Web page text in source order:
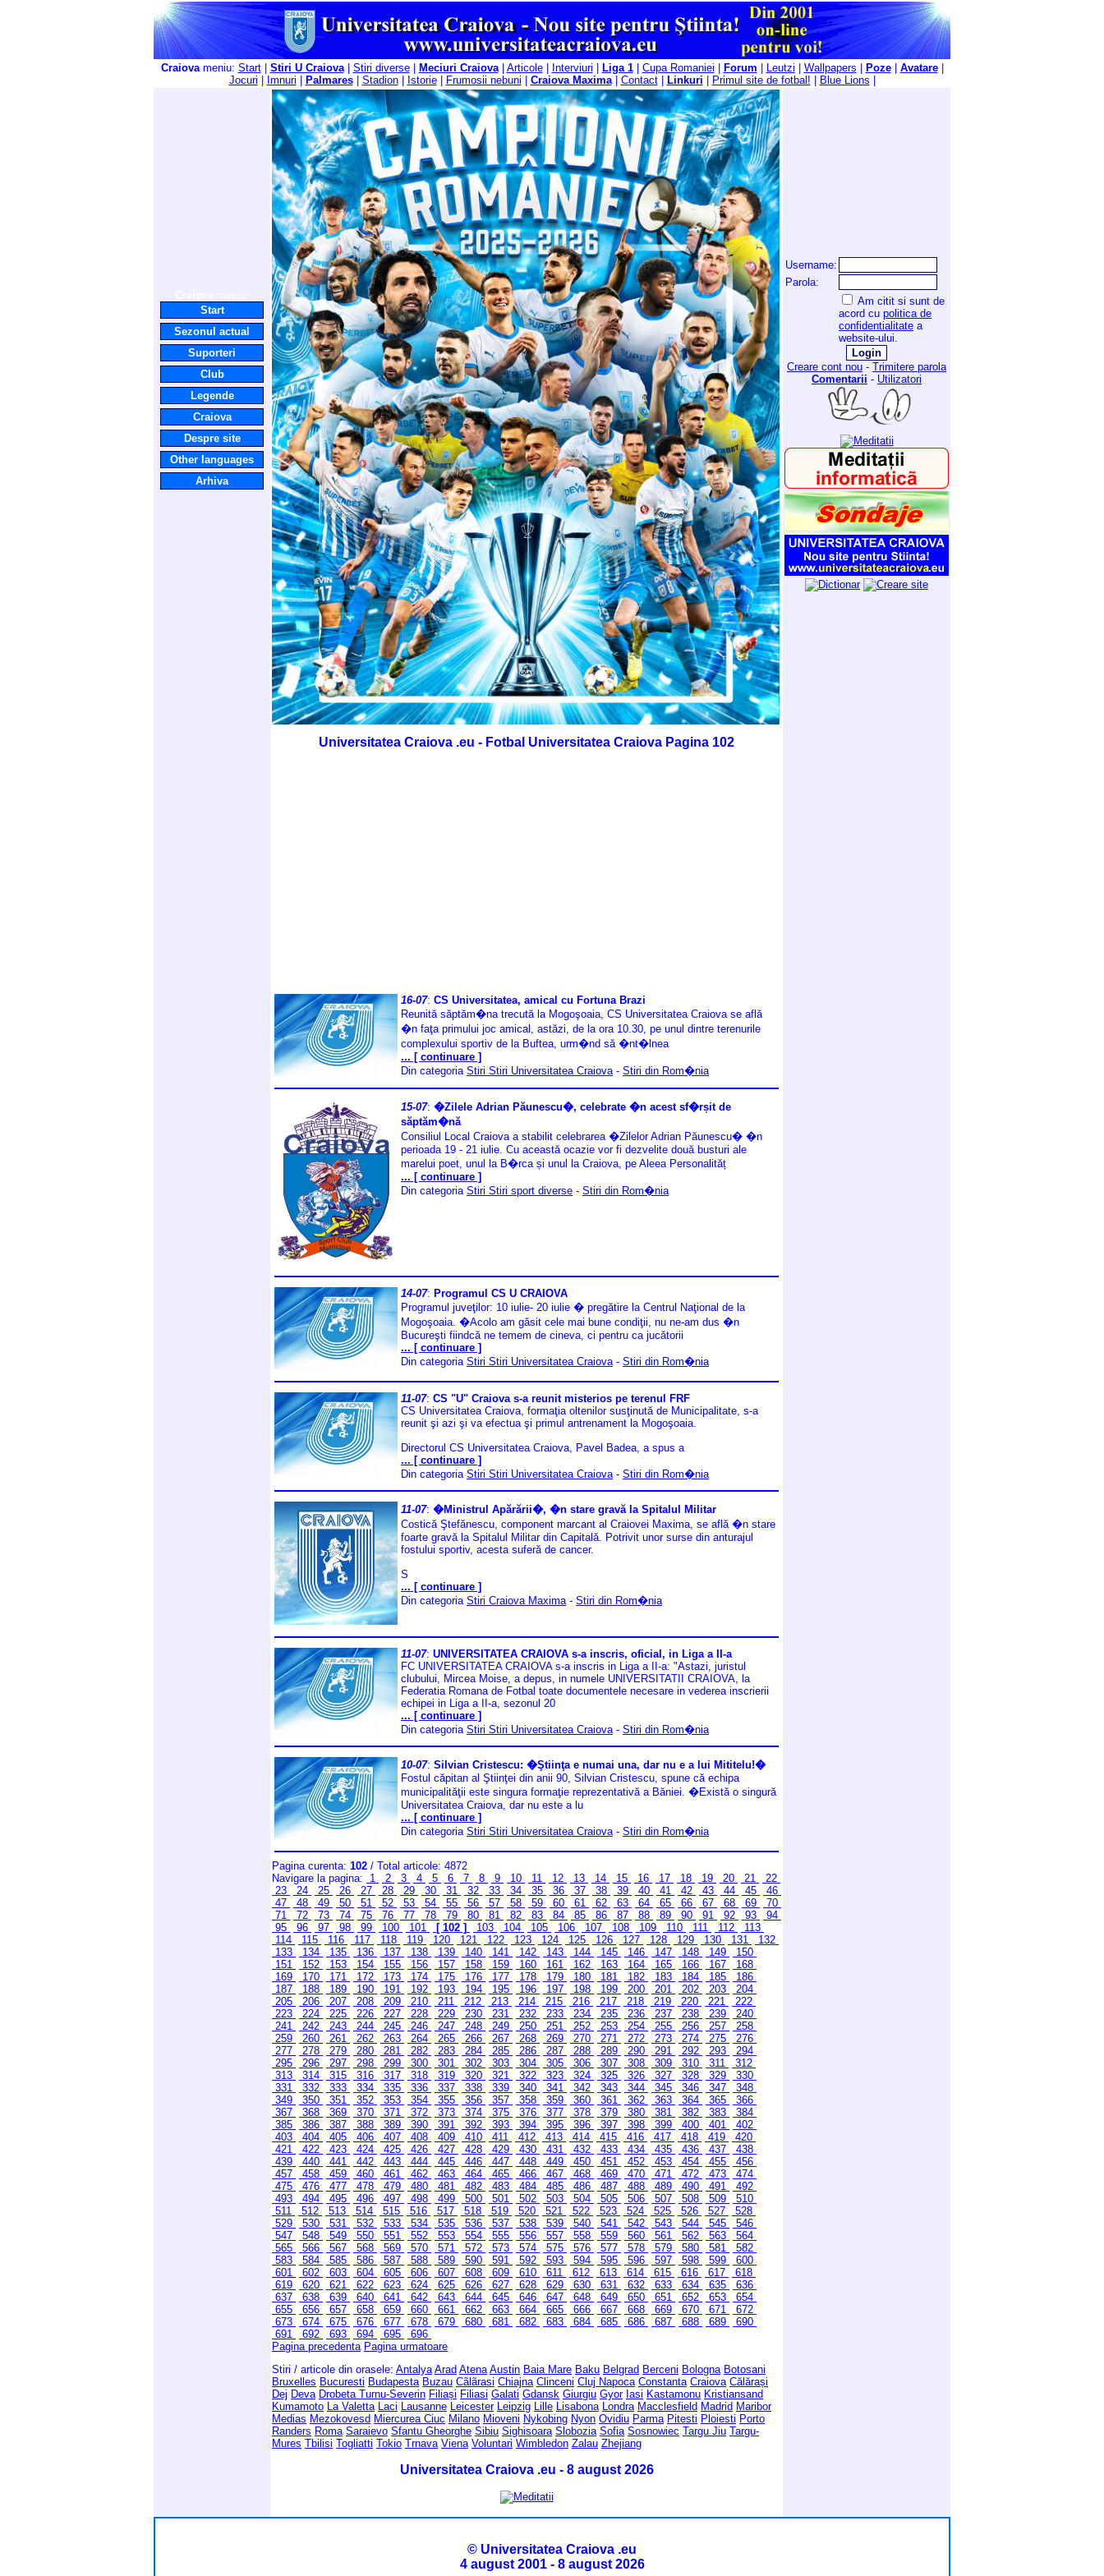
Craiovameniu: Start| Stiri U Craiova| Stiri diverse| Meciuri Craiova| Articole| Interviuri Liga 1| Cupa Romaniei Forum Leutzi Wallpapers Poze| Avatare|
Jocuri
Imnuri Palmares| Stadion| Istorie| Frumosii nebuni Craiova Maxima| Contact| Linkuri Primul site de fotbal! Blue Lions
Start
Sezonul actual
Suporteri
Club
Legende
Craiova
Despre site
Other languages
Arhiva
Universitatea Craiova .eu - Fotbal Universitatea Craiova Pagina 102
16-07: CS Universitatea, amical cu Fortuna Brazi
Reunită săptăm�na trecută la Mogoşoaia, CS Universitatea Craiova se află
�n faţa primului joc amical, astăzi, de la ora 10.30, pe unul dintre terenurile
complexului sportiv de la Buftea, urm�nd să �nt�lnea
... [ continuare ]
Din categoria Stiri Stiri Universitatea Craiova - Stiri din Rom�nia
15-07: �Zilele Adrian Păunescu�, celebrate �n acest sf�rșit de
săptăm�nă
Consiliul Local Craiova a stabilit celebrarea �Zilelor Adrian Păunescu� �n
perioada 19 - 21 iulie. Cu această ocazie vor fi dezvelite două busturi ale
marelui poet, unul la B�rca și unul la Craiova, pe Aleea Personalităț
... [ continuare ]
Din categoria Stiri Stiri sport diverse - Stiri din Rom�nia
14-07: Programul CS U CRAIOVA
Programul juveţilor: 10 iulie- 20 iulie � pregătire la Centrul Naţional de la
Mogoşoaia. �Acolo am găsit cele mai bune condiţii, nu ne-am dus �n
Bucureşti fiindcă ne temem de cineva, ci pentru ca jucătorii
... [ continuare ]
Din categoria Stiri Stiri Universitatea Craiova - Stiri din Rom�nia
11-07: CS "U" Craiova s-a reunit misterios pe terenul FRF
CS Universitatea Craiova, formaţia oltenilor susţinută de Municipalitate, s-a
reunit şi azi şi va efectua şi primul antrenament la Mogoşoaia.
Directorul CS Universitatea Craiova, Pavel Badea, a spus a
... [ continuare ]
Din categoria Stiri Stiri Universitatea Craiova - Stiri din Rom�nia
11-07: �Ministrul Apărării�, �n stare gravă la Spitalul Militar
Costică Ştefănescu, component marcant al Craiovei Maxima, se află �n stare
foarte gravă la Spitalul Militar din Capitală. Potrivit unor surse din anturajul
fostului sportiv, acesta suferă de cancer.
S
... [ continuare ]
Din categoria Stiri Craiova Maxima - Stiri din Rom�nia
11-07: UNIVERSITATEA CRAIOVA s-a inscris, oficial, in Liga a II-a
FC UNIVERSITATEA CRAIOVA s-a inscris in Liga a II-a: "Astazi, juristul
clubului, Mircea Moise, a depus, in numele UNIVERSITATII CRAIOVA, la
Federatia Romana de Fotbal toate documentele necesare in vederea inscrierii
echipei in Liga a II-a, sezonul 20
... [ continuare ]
Din categoria Stiri Stiri Universitatea Craiova - Stiri din Rom�nia
10-07: Silvian Cristescu: �Ştiinţa e numai una, dar nu e a lui Mititelu!�
Fostul căpitan al Ştiinţei din anii 90, Silvian Cristescu, spune că echipa
municipalităţii este singura formaţie reprezentativă a Băniei. �Există o singură
Universitatea Craiova, dar nu este a lu
... [ continuare ]
Din categoria Stiri Stiri Universitatea Craiova - Stiri din Rom�nia
Pagina curenta: 102 / Total articole: 4872
Navigare la pagina:
1 2 3 4 5 6 7 8 9 10 11 12 13 14 15 16 17 18 19 20 21
22
23
24 25 26 27 28 29 30 31 32 33 34 35 36 37 38 39 40 41 42 43 44 45
46
47
48 49 50 51 52 53 54 55 56 57 58 59 60 61 62 63 64 65 66 67 68 69
70
71
72 73 74 75 76 77 78 79 80 81 82 83 84 85 86 87 88 89 90 91 92 93
94
95
96 97 98 99 100 101 [ 102 ] 103 104 105 106 107 108 109 110 111 112
113
114
115 116 117 118 119 120 121 122 123 124 125 126 127 128 129 130 131
132
133
134 135 136 137 138 139 140 141 142 143 144 145 146 147 148 149
150
151
152 153 154 155 156 157 158 159 160 161 162 163 164 165 166 167
168
169
170 171 172 173 174 175 176 177 178 179 180 181 182 183 184 185
186
187
188 189 190 191 192 193 194 195 196 197 198 199 200 201 202 203
204
205
206 207 208 209 210 211 212 213 214 215 216 217 218 219 220 221
222
223
224 225 226 227 228 229 230 231 232 233 234 235 236 237 238 239
240
241
242 243 244 245 246 247 248 249 250 251 252 253 254 255 256 257
258
259
260 261 262 263 264 265 266 267 268 269 270 271 272 273 274 275
276
277
278 279 280 281 282 283 284 285 286 287 288 289 290 291 292 293
294
295
296 297 298 299 300 301 302 303 304 305 306 307 308 309 310 311
312
313
314 315 316 317 318 319 320 321 322 323 324 325 326 327 328 329
330
331
332 333 334 335 336 337 338 339 340 341 342 343 344 345 346 347
348
349
350 351 352 353 354 355 356 357 358 359 360 361 362 363 364 365
366
367
368 369 370 371 372 373 374 375 376 377 378 379 380 381 382 383
384
385
386 387 388 389 390 391 392 393 394 395 396 397 398 399 400 401
402
403
404 405 406 407 408 409 410 411 412 413 414 415 416 417 418 419
420
421
422 423 424 425 426 427 428 429 430 431 432 433 434 435 436 437
438
439
440 441 442 443 444 445 446 447 448 449 450 451 452 453 454 455
456
457
458 459 460 461 462 463 464 465 466 467 468 469 470 471 472 473
474
475
476 477 478 479 480 481 482 483 484 485 486 487 488 489 490 491
492
493
494 495 496 497 498 499 500 501 502 503 504 505 506 507 508 509
510
511
512 513 514 515 516 517 518 519 520 521 522 523 524 525 526 527
528
529
530 531 532 533 534 535 536 537 538 539 540 541 542 543 544 545
546
547
548 549 550 551 552 553 554 555 556 557 558 559 560 561 562 563
564
565
566 567 568 569 570 571 572 573 574 575 576 577 578 579 580 581
582
583
584 585 586 587 588 589 590 591 592 593 594 595 596 597 598 599
600
601
602 603 604 605 606 607 608 609 610 611 612 613 614 615 616 617
618
619
620 621 622 623 624 625 626 627 628 629 630 631 632 633 634 635
636
637
638 639 640 641 642 643 644 645 646 647 648 649 650 651 652 653
654
655
656 657 658 659 660 661 662 663 664 665 666 667 668 669 670 671
672
673
674 675 676 677 678 679 680 681 682 683 684 685 686 687 688 689
690
691
692 693 694 695
696
Pagina precedenta Pagina urmatoare
Stiri / articole din orasele: Antalya Arad Atena Austin Baia Mare Baku Belgrad Berceni Bologna Botosani
Bruxelles Bucuresti Budapesta Buzau Cãlãrasi Chiajna Clinceni Cluj Napoca Constanta Craiova Călărași
Dej Deva Drobeta Turnu-Severin Filiași Filiasi Galati Gdansk Giurgiu Gyor Iasi Kastamonu Kristiansand
Kumamoto La Valetta Laci Lausanne Leicester Leipzig Lille Lisabona Londra Macclesfield Madrid Maribor
Medias Mezokovesd Miercurea Ciuc Milano Mioveni Nykobing Nyon Ovidiu Parma Pitesti Ploiesti Porto
Randers Roma Saraievo Sfantu Gheorghe Sibiu Sighisoara Slobozia Sofia Sosnowiec Targu Jiu Targu-
Mures Tbilisi Togliatti Tokio Trnava Viena Voluntari Wimbledon Zalau Zhejiang
Universitatea Craiova .eu - 8 august 2026
Username:
Parola:
Am citit si sunt de
acord cu politica de
confidentialitate a
website-ului.
Creare cont nou - Trimitere parola
Comentarii - Utilizatori
© Universitatea Craiova .eu
4 august 2001 - 8 august 2026